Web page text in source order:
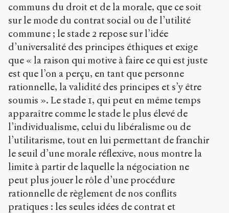
communs du droit et de la morale, que ce soit
sur le mode du contrat social ou de l’utilité
commune ; le stade 2 repose sur l’idée
d’universalité des principes éthiques et exige
que « la raison qui motive à faire ce qui est juste
est que l’on a perçu, en tant que personne
rationnelle, la validité des principes et s’y être
soumis ». Le stade 1, qui peut en même temps
apparaître comme le stade le plus élevé de
l’individualisme, celui du libéralisme ou de
l’utilitarisme, tout en lui permettant de franchir
le seuil d’une morale réflexive, nous montre la
limite à partir de laquelle la négociation ne
peut plus jouer le rôle d’une procédure
rationnelle de règlement de nos conflits
pratiques : les seules idées de contrat et